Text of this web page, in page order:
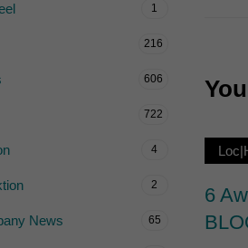
6
1
216
606
722
4
2
News 65